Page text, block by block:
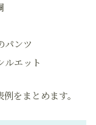
パンツ
ルエット
をまとめます。